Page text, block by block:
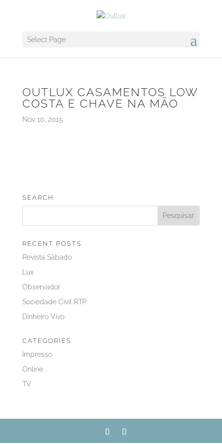
Select Page
OUTLUX CASAMENTOS LOW
COSTA E CHAVE NA MÃO
Nov 10, 2015
SEARCH
RECENT POSTS
Revista Sábado
Lux
Observador
Sociedade Civil RTP
Dinheiro Vivo
CATEGORIES
Impresso
Online
TV